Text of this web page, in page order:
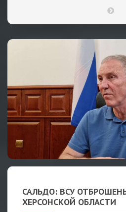
САЛЬДО: ВСУ
ХЕРСОНСКОЙ ОБЛАСТИ